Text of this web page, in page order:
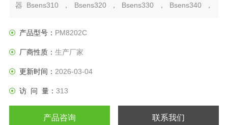
器Bsens310，Bsens320，Bsens330，Bsens340，
常用于饮用水、纯水、污废水、河流湖泊、工业过程用水等。
产品型号： PM8202C
厂商性质： 生产厂家
更新时间： 2026-03-04
访 问 量： 313
产品咨询 联系我们